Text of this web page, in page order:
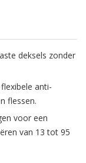
deksels zonder
anti-
flessen.
voor een
van 13 tot 95